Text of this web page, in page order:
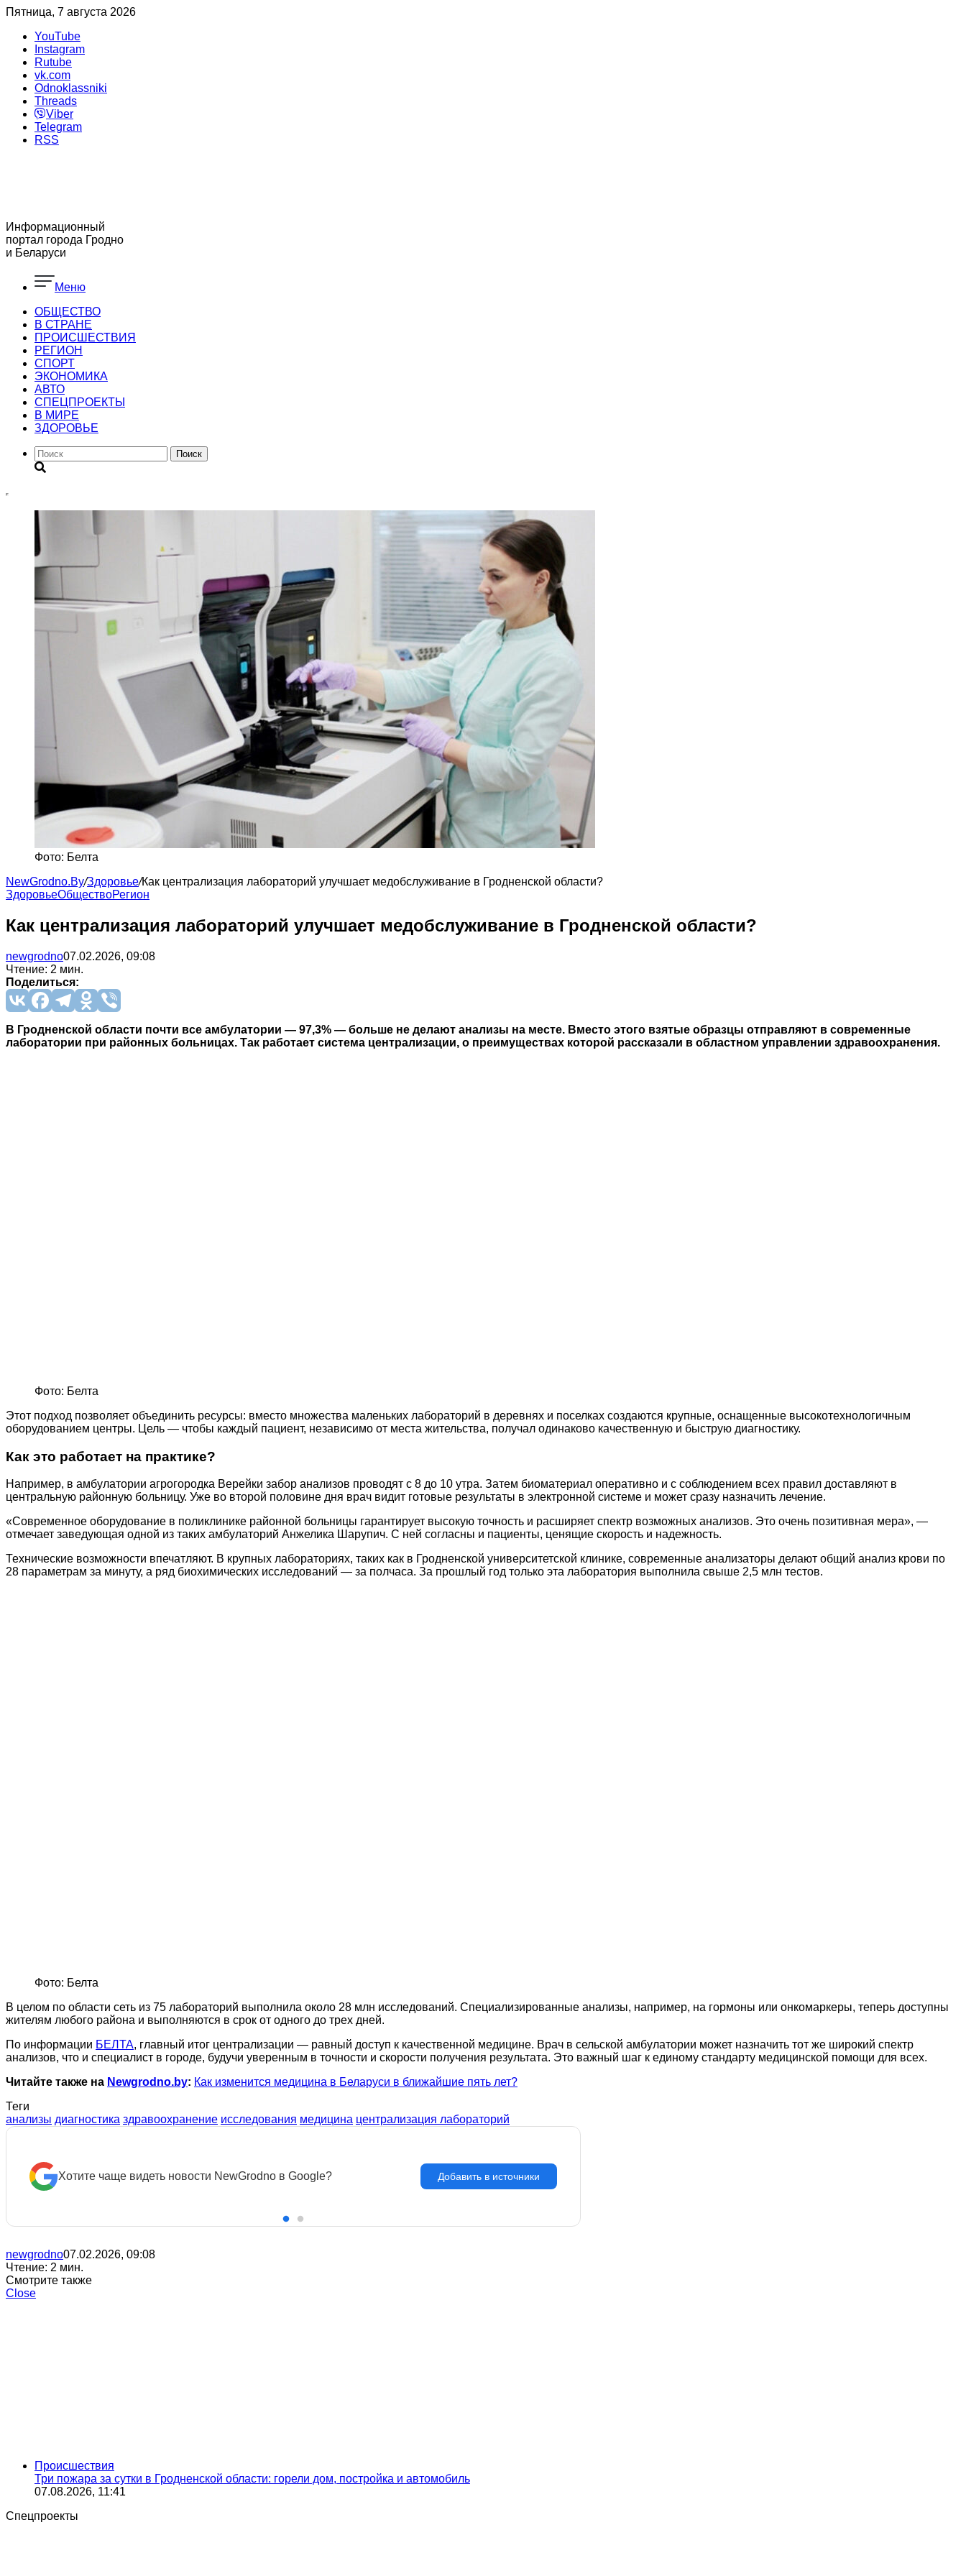
Пятница, 7 августа 2026
YouTube
Instagram
Rutube
vk.com
Odnoklassniki
Threads
Viber
Telegram
RSS
Информационный
портал города Гродно
и Беларуси
Меню
ОБЩЕСТВО
В СТРАНЕ
ПРОИСШЕСТВИЯ
РЕГИОН
CПОРТ
ЭКОНОМИКА
АВТО
СПЕЦПРОЕКТЫ
В МИРЕ
ЗДОРОВЬЕ
Поиск
Фото: Белта
NewGrodno.By/Здоровье/Как централизация лабораторий улучшает медобслуживание в Гродненской области?
ЗдоровьеОбществоРегион
Как централизация лабораторий улучшает медобслуживание в Гродненской области?
newgrodno07.02.2026, 09:08
Чтение: 2 мин.
Поделиться:
В Гродненской области почти все амбулатории — 97,3% — больше не делают анализы на месте. Вместо этого взятые образцы отправляют в современные
лаборатории при районных больницах. Так работает система централизации, о преимуществах которой рассказали в областном управлении здравоохранения.
Фото: Белта
Этот подход позволяет объединить ресурсы: вместо множества маленьких лабораторий в деревнях и поселках создаются крупные, оснащенные высокотехнологичным
оборудованием центры. Цель — чтобы каждый пациент, независимо от места жительства, получал одинаково качественную и быструю диагностику.
Как это работает на практике?
Например, в амбулатории агрогородка Верейки забор анализов проводят с 8 до 10 утра. Затем биоматериал оперативно и с соблюдением всех правил доставляют в
центральную районную больницу. Уже во второй половине дня врач видит готовые результаты в электронной системе и может сразу назначить лечение.
«Современное оборудование в поликлинике районной больницы гарантирует высокую точность и расширяет спектр возможных анализов. Это очень позитивная мера», —
отмечает заведующая одной из таких амбулаторий Анжелика Шарупич. С ней согласны и пациенты, ценящие скорость и надежность.
Технические возможности впечатляют. В крупных лабораториях, таких как в Гродненской университетской клинике, современные анализаторы делают общий анализ крови по
28 параметрам за минуту, а ряд биохимических исследований — за полчаса. За прошлый год только эта лаборатория выполнила свыше 2,5 млн тестов.
Фото: Белта
В целом по области сеть из 75 лабораторий выполнила около 28 млн исследований. Специализированные анализы, например, на гормоны или онкомаркеры, теперь доступны
жителям любого района и выполняются в срок от одного до трех дней.
По информации БЕЛТА, главный итог централизации — равный доступ к качественной медицине. Врач в сельской амбулатории может назначить тот же широкий спектр
анализов, что и специалист в городе, будучи уверенным в точности и скорости получения результата. Это важный шаг к единому стандарту медицинской помощи для всех.
Читайте также на Newgrodno.by: Как изменится медицина в Беларуси в ближайшие пять лет?
Теги
анализы диагностика здравоохранение исследования медицина централизация лабораторий
Хотите чаще видеть новости NewGrodno в Google? Добавить в источники
newgrodno07.02.2026, 09:08
Чтение: 2 мин.
Смотрите также
Close
Происшествия
Три пожара за сутки в Гродненской области: горели дом, постройка и автомобиль
07.08.2026, 11:41
Спецпроекты